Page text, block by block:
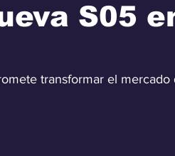
S05
transformar el mercado